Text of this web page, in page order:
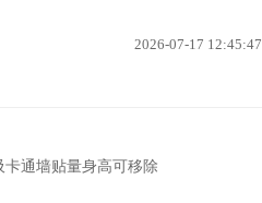
2026-07-17 12:45:47
通墙贴量身高可移除